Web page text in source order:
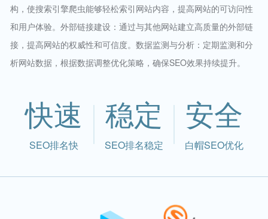
构，使搜索引擎爬虫能够轻松索引网站内容，提高网站的可访问性
和用户体验。外部链接建设：通过与其他网站建立高质量的外部链
接，提高网站的权威性和可信度。数据监测与分析：定期监测和分
析网站数据，根据数据调整优化策略，确保SEO效果持续提升。
快速
SEO排名快
稳定
SEO排名稳定
安全
白帽SEO优化